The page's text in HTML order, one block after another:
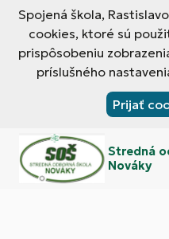
Spojená škola,
cookies, ktoré sú
prispôsobeniu
príslušného
Prijať
Stredná
Nováky